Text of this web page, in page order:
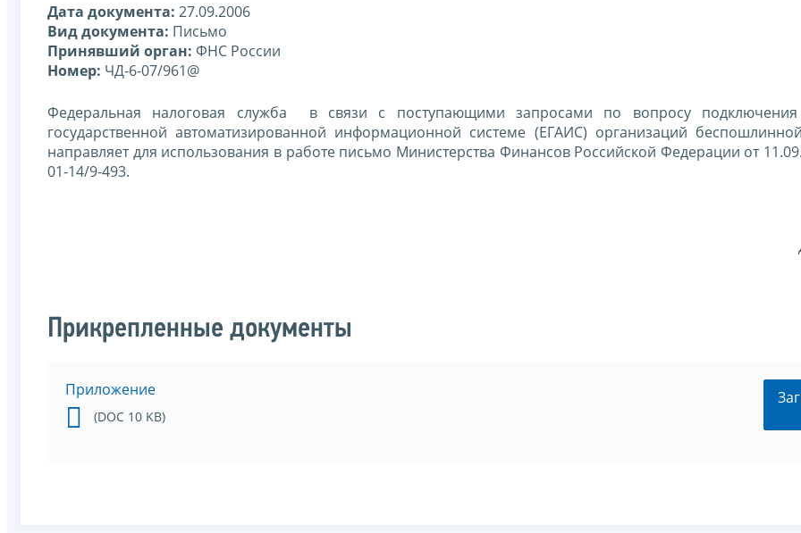
Дата документа: 27.09.2006
Вид документа: Письмо
Принявший орган: ФНС России
Номер: ЧД-6-07/961@
Федеральная налоговая служба в связи с поступающими запросами по вопросу
государственной автоматизированной информационной системе (ЕГАИС) организаций
направляет для использования в работе письмо Министерства Финансов Российской Федерации от
01-14/9-493.
Прикрепленные документы
Приложение
(DOC 10 KB)